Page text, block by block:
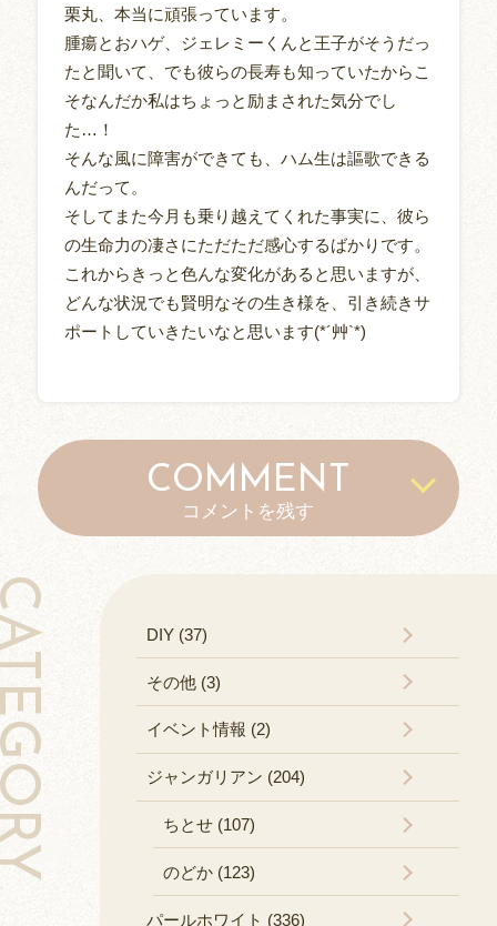
栗丸、本当に頑張っています。
腫瘍とおハゲ、ジェレミーくんと王子がそうだっ
たと聞いて、でも彼らの長寿も知っていたからこ
そなんだか私はちょっと励まされた気分でし
た…！
そんな風に障害ができても、ハム生は謳歌できる
んだって。
そしてまた今月も乗り越えてくれた事実に、彼ら
の生命力の凄さにただただ感心するばかりです。
これからきっと色んな変化があると思いますが、
どんな状況でも賢明なその生き様を、引き続きサ
ポートしていきたいなと思います(*´艸`*)
COMMENT
コメントを残す
DIY (37)
その他 (3)
イベント情報 (2)
ジャンガリアン (204)
ちとせ (107)
のどか (123)
パールホワイト (336)